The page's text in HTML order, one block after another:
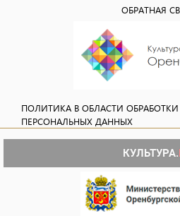
ОБРАТНАЯ
ПОЛИТИКА В ОБЛАСТИ
ПЕРСОНАЛЬНЫХ ДАННЫХ